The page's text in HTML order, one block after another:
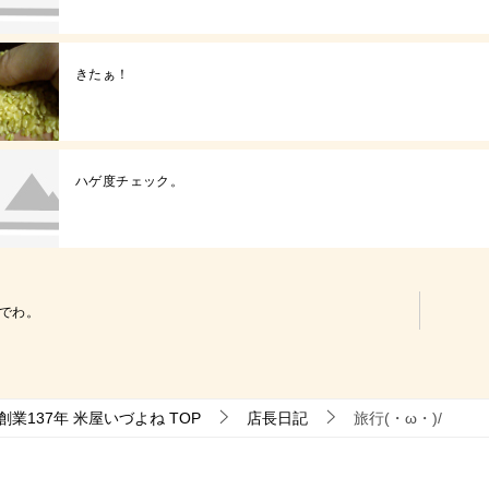
きたぁ！
ハゲ度チェック。
わ。
業137年 米屋いづよね TOP 店長日記 旅行(・ω・)/